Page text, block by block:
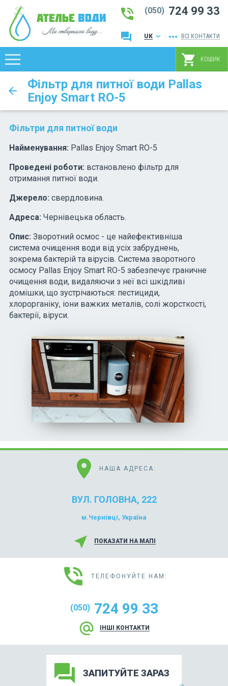
UK keyboard_arrow_down
RU
phone_in_talk (050) 724 99 33
question_answer more_horiz ВСІ КОНТАКТИ
shopping_cart КОШИК
Фільтр для питної води Pallas
Enjoy Smart RO-5
arrow_back
Фільтри для питної води
Найменування: Pallas Enjoy Smart RO-5
Проведені роботи: встановлено фільтр для
отримання питної води.
Джерело: свердловина.
Адреса: Чернівецька область.
Опис: Зворотний осмос - це найефективніша
система очищення води від усіх забруднень,
зокрема бактерій та вірусів. Система зворотного
осмосу Pallas Enjoy Smart RO-5 забезпечує граничне
очищення води, видаляючи з неї всі шкідливі
домішки, що зустрічаються: пестициди,
хлорорганіку, іони важких металів, солі жорсткості,
бактерії, віруси.
location_on НАША АДРЕСА:
ВУЛ. ГОЛОВНА, 222
м.Чернівці, Україна
near_me ПОКАЗАТИ НА МАПІ
phone_in_talk ТЕЛЕФОНУЙТЕ НАМ:
(050) 724 99 33
alternate_email ІНШІ КОНТАКТИ
forum ЗАПИТУЙТЕ ЗАРАЗ